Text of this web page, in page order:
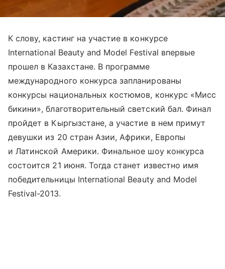
К слову, кастинг на участие в конкурсе
International Beauty and Model Festival впервые
прошел в Казахстане. В программе
международного конкурса запланированы
конкурсы национальных костюмов, конкурс «Мисс
бикини», благотворительный светский бал. Финал
пройдет в Кыргызстане, а участие в нем примут
девушки из 20 стран Азии, Африки, Европы
и Латинской Америки. Финальное шоу конкурса
состоится 21 июня. Тогда станет известно имя
победительницы International Beauty and Model
Festival-2013.